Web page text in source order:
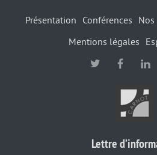
Présentation Conférences Nos
Mentions légales
Lettre